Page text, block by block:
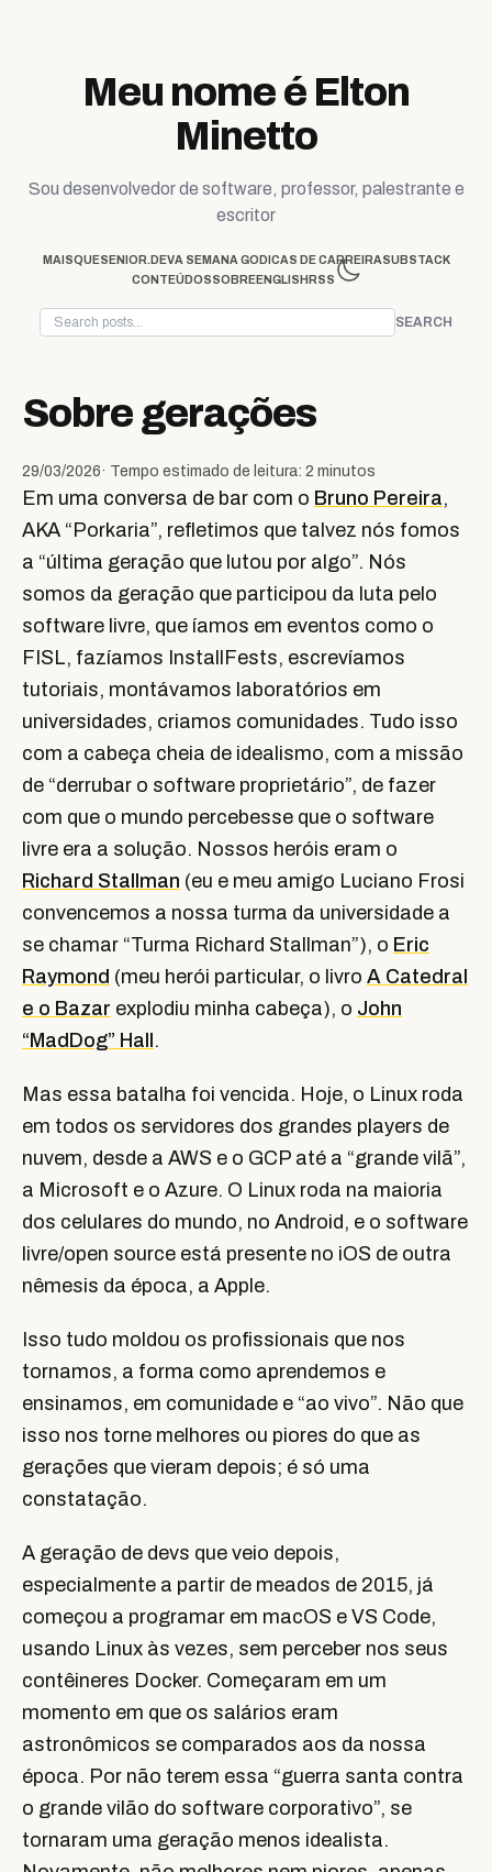
Meu nome é Elton
Minetto
Sou desenvolvedor de software, professor, palestrante e
escritor
MAISQUESENIOR.DEVA SEMANA GO DICAS DE CARREIRASUBSTACK
CONTEÚDOSSOBREENGLISH RSS
SEARCH
Sobre gerações
29/03/2026· Tempo estimado de leitura: 2 minutos
Em uma conversa de bar com o Bruno Pereira,
AKA “Porkaria”, refletimos que talvez nós fomos
a “última geração que lutou por algo”. Nós
somos da geração que participou da luta pelo
software livre, que íamos em eventos como o
FISL, fazíamos InstallFests, escrevíamos
tutoriais, montávamos laboratórios em
universidades, criamos comunidades. Tudo isso
com a cabeça cheia de idealismo, com a missão
de “derrubar o software proprietário”, de fazer
com que o mundo percebesse que o software
livre era a solução. Nossos heróis eram o
Richard Stallman (eu e meu amigo Luciano Frosi
convencemos a nossa turma da universidade a
se chamar “Turma Richard Stallman”), o Eric
Raymond (meu herói particular, o livro A Catedral
e o Bazar explodiu minha cabeça), o John
“MadDog” Hall .
Mas essa batalha foi vencida. Hoje, o Linux roda
em todos os servidores dos grandes players de
nuvem, desde a AWS e o GCP até a “grande vilã”,
a Microsoft e o Azure. O Linux roda na maioria
dos celulares do mundo, no Android, e o software
livre/open source está presente no iOS de outra
nêmesis da época, a Apple.
Isso tudo moldou os profissionais que nos
tornamos, a forma como aprendemos e
ensinamos, em comunidade e “ao vivo”. Não que
isso nos torne melhores ou piores do que as
gerações que vieram depois; é só uma
constatação.
A geração de devs que veio depois,
especialmente a partir de meados de 2015, já
começou a programar em macOS e VS Code,
usando Linux às vezes, sem perceber nos seus
contêineres Docker. Começaram em um
momento em que os salários eram
astronômicos se comparados aos da nossa
época. Por não terem essa “guerra santa contra
o grande vilão do software corporativo”, se
tornaram uma geração menos idealista.